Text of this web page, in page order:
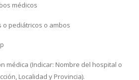
médicos
o pediátricos o ambos
médica (Indicar: Nombre del hospital o
Localidad y Provincia).